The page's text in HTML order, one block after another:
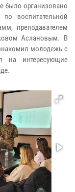
было организовано
воспитательной
преподавателем
Аслановым. В
молодежь с
на интересующие